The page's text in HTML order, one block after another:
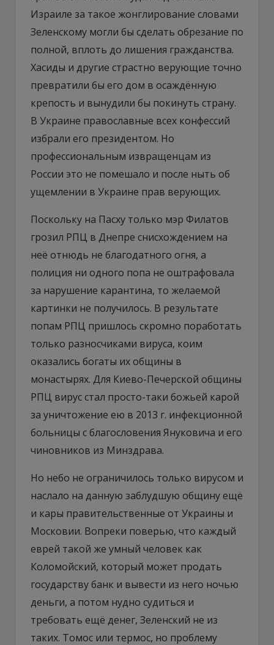
Израиле за такое жонглирование словами
Зеленскому могли бы сделать обрезание по
полной, вплоть до лишения гражданства.
Хасиды и другие страстно верующие точно
превратили бы его дом в осаждённую
крепость и вынудили бы покинуть страну.
В Украине православные всех конфессий
избрали его президентом. Но
профессиональным извращенцам из
России это не помешало и после ныть об
ущемлении в Украине прав верующих.
Поскольку на Пасху только мэр Филатов
грозил РПЦ в Днепре снисхождением на
неё отнюдь не благодатного огня, а
полиция ни одного попа не оштрафовала
за нарушение карантина, то желаемой
картинки не получилось. В результате
попам РПЦ пришлось скромно поработать
только разносчиками вируса, коим
оказались богаты их общины в
монастырях. Для Киево-Печерской общины
РПЦ вирус стал просто-таки божьей карой
за уничтожение ею в 2013 г. инфекционной
больницы с благословения Януковича и его
чиновников из Минздрава.
Но небо не ограничилось только вирусом и
наслало на данную заблудшую общину ещё
и кары правительственные от Украины и
Московии. Вопреки поверью, что каждый
еврей такой же умный человек как
Коломойский, который может продать
государству банк и вывести из него ночью
деньги, а потом нудно судиться и
требовать ещё денег, Зеленский не из
таких. Томос или термос, но проблему